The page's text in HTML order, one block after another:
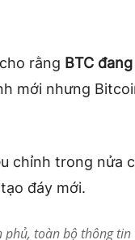
rằng BTC
mới nhưng
chỉnh trong nửa
đáy mới.
phủ, toàn bộ thông tin